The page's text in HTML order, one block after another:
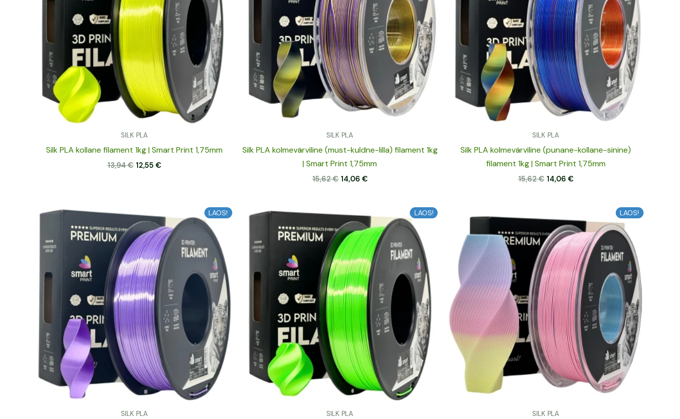
SILK PLA
Silk PLA kollane filament 1kg | Smart Print 1,75mm
13,94€ 12,55€
SILK PLA
Silk PLA kolmevärviline (must-kuldne-lilla) filament 1kg
| Smart Print 1,75mm
15,62€ 14,06€
SILK PLA
Silk PLA kolmevärviline (punane-kollane-sinine)
filament 1kg | Smart Print 1,75mm
15,62€ 14,06€
LAOS!
SILK PLA
hind
oli:
13,37 €.
hind
on:
12,03 €.
LAOS!
SILK PLA
hind
oli:
13,37 €.
hind
on:
12,03 €.
LAOS!
SILK PLA
hind
oli:
16,70 €.
hind
on:
15,03 €.